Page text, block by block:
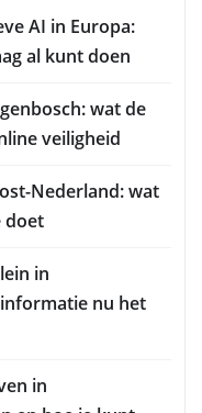
AI in Europa:
al kunt doen
wat de
veiligheid
Nederland: wat
doet
in
informatie nu het
in